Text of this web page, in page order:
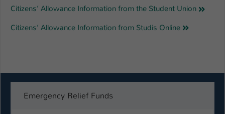
Citizens’ Allowance Information from the Student Union
Citizens’ Allowance Information from Studis Online
Emergency Relief Funds